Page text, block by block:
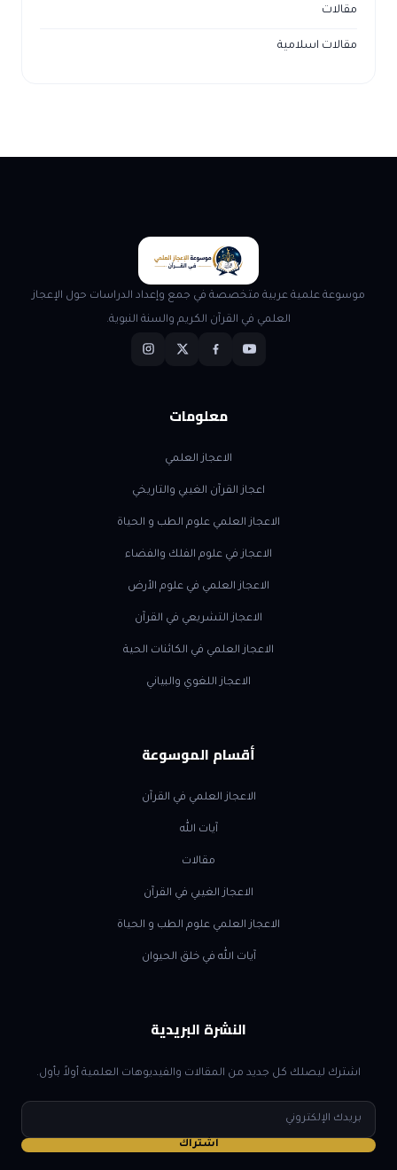
مقالات
مقالات اسلامية
موسوعة علمية عربية متخصصة في جمع وإعداد الدراسات حول الإعجاز
العلمي في القرآن الكريم والسنة النبوية.
معلومات
الاعجاز العلمي
اعجاز القرآن الغيبي والتاريخي
الاعجاز العلمي علوم الطب و الحياة
الاعجاز في علوم الفلك والفضاء
الاعجاز العلمي في علوم الأرض
الاعجاز التشريعي في القرآن
الاعجاز العلمي في الكائنات الحية
الاعجاز اللغوي والبياني
أقسام الموسوعة
الاعجاز العلمي في القرآن
آيات الله
مقالات
الاعجاز الغيبي في القرآن
الاعجاز العلمي علوم الطب و الحياة
آيات الله في خلق الحيوان
النشرة البريدية
اشترك ليصلك كل جديد من المقالات والفيديوهات العلمية أولاً بأول.
البريد
الإلكتروني
اشتراك